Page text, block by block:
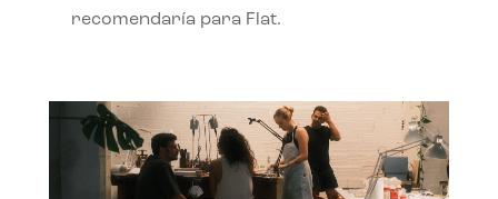
recomendaría para Flat.